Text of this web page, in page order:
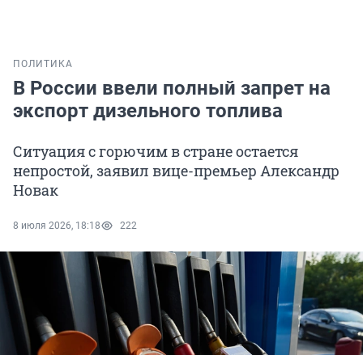
ПОЛИТИКА
В России ввели полный запрет на
экспорт дизельного топлива
Ситуация с горючим в стране остается
непростой, заявил вице-премьер Александр
Новак
8 июля 2026, 18:18 222